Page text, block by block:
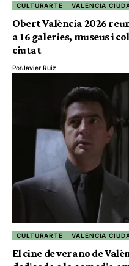
CULTURARTE VALENCIA
Obert València 2026
a 16 galeries, museus i
ciutat
PorJavier Ruiz
CULTURARTE VALENCIA
El cine de verano de